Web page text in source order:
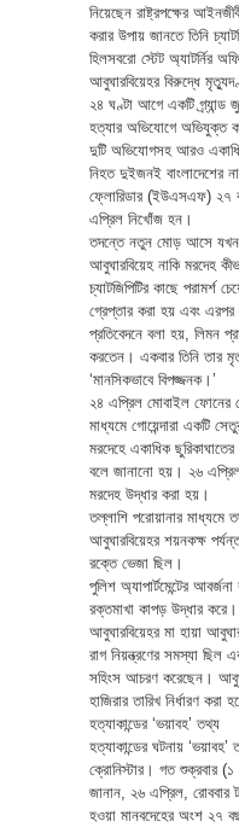
নিয়েছেন রাষ্ট্রপক্ষের
করার উপায় জানতে তিনি
হিলসবরো স্টেট অ্যাটর্নির
আবুঘারবিয়েহর বিরুদ্ধে
২৪ ঘণ্টা আগে একটি গ্র্যান্ড
হত্যার অভিযোগে অভিযুক্ত
দুটি অভিযোগসহ আরও
নিহত দুইজনই বাংলাদেশের
ফ্লোরিডার (ইউএসএফ) ২৭
এপ্রিল নিখোঁজ হন।
তদন্তে নতুন মোড় আসে যখন
আবুঘারবিয়েহ নাকি মরদেহ
চ্যাটজিপিটির কাছে
গ্রেপ্তার করা হয় এবং
প্রতিবেদনে বলা হয়, লিমন
করতেন। একবার তিনি তার
‘মানসিকভাবে বিপজ্জনক।’
২৪ এপ্রিল মোবাইল ফোনের
মাধ্যমে গোয়েন্দারা একটি
মরদেহে একাধিক
বলে জানানো হয়। ২৬ এপ্রিল
মরদেহ উদ্ধার করা হয়।
তল্লাশি পরোয়ানার মাধ্যমে
আবুঘারবিয়েহর শয়নকক্ষ
রক্তে ভেজা ছিল।
পুলিশ অ্যাপার্টমেন্টের
রক্তমাখা কাপড় উদ্ধার করে।
আবুঘারবিয়েহর মা হায়া
রাগ নিয়ন্ত্রণের সমস্যা ছিল
সহিংস আচরণ করেছেন।
হাজিরার তারিখ নির্ধারণ করা
হত্যাকান্ডের ‘ভয়াবহ’ তথ্য
হত্যাকান্ডের ঘটনায় ‘ভয়াবহ’
ক্রোনিস্টার। গত শুক্রবার (১
জানান, ২৬ এপ্রিল, রোববার
হওয়া মানবদেহের অংশ ২৭